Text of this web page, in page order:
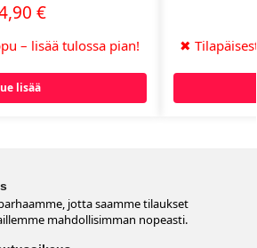
€
– lisää tulossa pian!
lisää
✖
jotta saamme tilaukset
mahdollisimman nopeasti.